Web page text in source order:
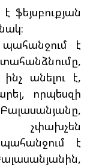
ֆեյսբուքյան
է
անելու է,
որպեսզի
չփախչեն
է